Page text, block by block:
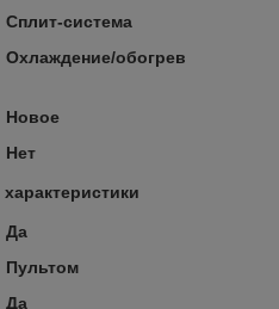
Сплит-система
Охлаждение/обогрев
Новое
Нет
Да
Пультом
Да